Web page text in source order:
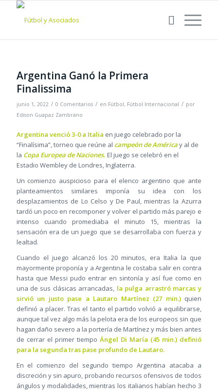
Argentina Ganó la Primera
Finalissima
junio 1, 2022 / 0 Comentarios / en Fútbol, Fútbol Internacional / por
Edison Guapaz Zambrano
Argentina venció 3-0 a Italia en juego celebrado por la
“Finalísima”, torneo que reúne al campeón de Américay al de
la Copa Europea de Naciones. El juego se celebró en el
Estadio Wembley de Londres, Inglaterra.
Un comienzo auspicioso para el elenco argentino que ante
planteamientos similares imponía su idea con los
desplazamientos de Lo Celso y De Paul, mientras la Azurra
tardó un poco en recomponer y volver el partido más parejo e
intenso cuando promediaba el minuto 15, mientras la
sensación era de un juego que se desarrollaba con fuerza y
lealtad.
Cuando el juego alcanzó los 20 minutos, era Italia la que
mayormente proponía y a Argentina le costaba salir en contra
hasta que Messi pudo entrar en sintonía y así fue como en
una de sus clásicas arrancadas, la pulga arrastró marcas y
sirvió un justo pase a Lautaro Martínez (27 min.)quien
definió a placer. Tras el tanto el partido volvió a equilibrarse,
aunque tal vez algo más la pelota era de los europeos sin que
hagan daño severo a la portería de Martínez y más bien antes
de cerrar el primer tiempo Ángel Di María (45 min.) definió
para la segunda tras pase profundo de Lautaro.
En el comienzo del segundo tiempo Argentina atacaba a
discreción y sin apuro, probando recursos ofensivos de todos
ángulos y modalidades, mientras los italianos habían hecho 3